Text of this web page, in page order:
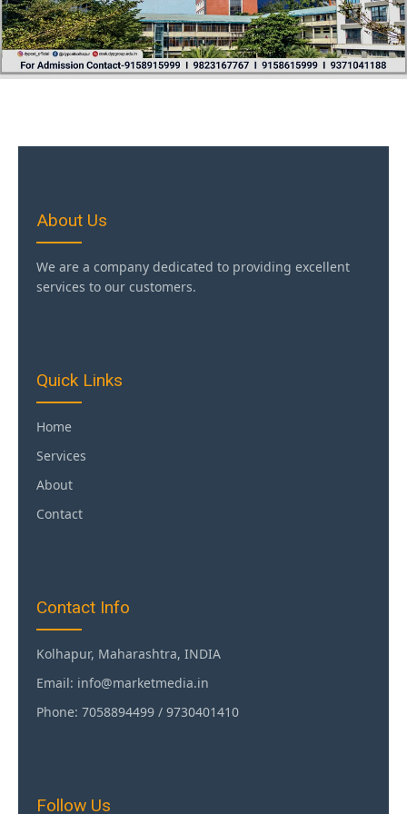
About Us
We are a company dedicated to providing excellent
services to our customers.
Quick Links
Home
Services
About
Contact
Contact Info
Kolhapur, Maharashtra, INDIA
Email: info@marketmedia.in
Phone: 7058894499 / 9730401410
Follow Us